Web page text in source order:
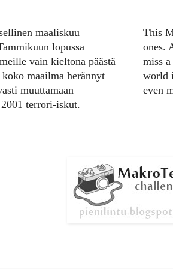
maaliskuu
lopussa
vain kieltona päästä
maailma herännyt
muuttamaan
terrori-iskut.
This
ones.
miss
world
even